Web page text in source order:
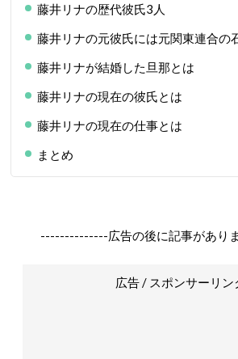
藤井リナの歴代彼氏3人
藤井リナの元彼氏には元関東連合の
藤井リナが結婚した旦那とは
藤井リナの現在の彼氏とは
藤井リナの現在の仕事とは
まとめ
--------------広告の後に記事があり
広告 / スポンサーリン